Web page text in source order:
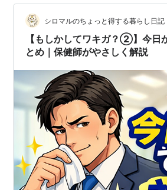
ピレックスでした。 実際に使って感
は半信半疑でした。 しかし塗ったそ
んど出なくなりました。 最初の1週間
が、長年悩んでいたシャツ…
シロマルのちょっと得する暮らし日記
【もしかしてワキガ？②】今日
とめ｜保健師がやさしく解説